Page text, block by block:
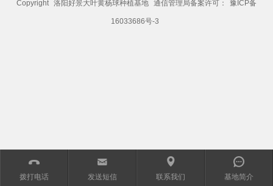
󰀱
拨打电话
㕩
发送短信
㕻
联系我们
󰀨
基地简介
Copyright 洛阳好景大叶黄杨球种植基地 通信管理局备案许可： 豫ICP备
16033686号-3